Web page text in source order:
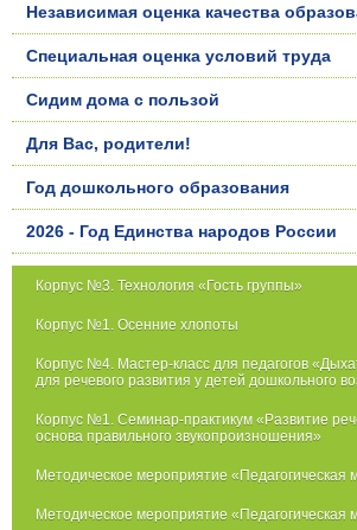
Независимая оценка качества
Специальная оценка условий труда
Сидим дома с пользой
Для Вас, родители!
Год дошкольного образования
2026 - Год Единства народов России
Корпус №3. Технология «Гость группы»
Корпус №1. Осенние хлопоты
Корпус №4. Мастер-класс для педагогов
для речевого развития у детей дошкольного
Корпус №1. Семинар-практикум «Развитие
основа правильного звукопроизношения»
Методическое мероприятие «Педагогическая
Методическое мероприятие «Педагогическая